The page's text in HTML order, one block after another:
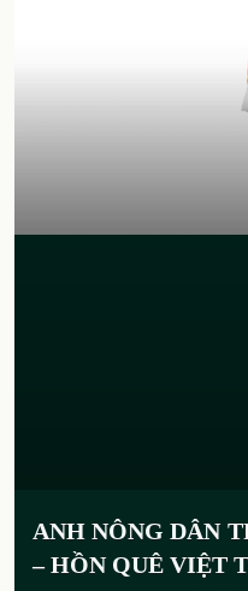
ANH NÔNG DÂN
– HỒN QUÊ VIỆT